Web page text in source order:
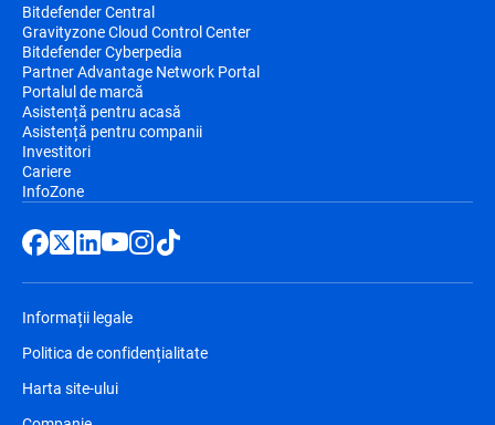
Bitdefender Central
Gravityzone Cloud Control Center
Bitdefender Cyberpedia
Partner Advantage Network Portal
Portalul de marcă
Asistență pentru acasă
Asistență pentru companii
Investitori
Cariere
InfoZone
Informații legale
Politica de confidențialitate
Harta site-ului